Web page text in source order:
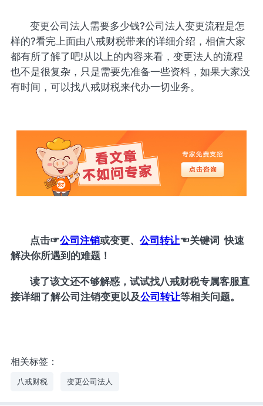
变更公司法人需要多少钱?公司法人变更流程是怎
样的?看完上面由八戒财税带来的详细介绍，相信大家
都有所了解了吧!从以上的内容来看，变更法人的流程
也不是很复杂，只是需要先准备一些资料，如果大家没
有时间，可以找八戒财税来代办一切业务。
点击☞公司注销或变更、公司转让☜关键词 快速
解决你所遇到的难题！
读了该文还不够解惑，试试找八戒财税专属客服直
接详细了解公司注销变更以及公司转让等相关问题。
相关标签：
八戒财税 变更公司法人